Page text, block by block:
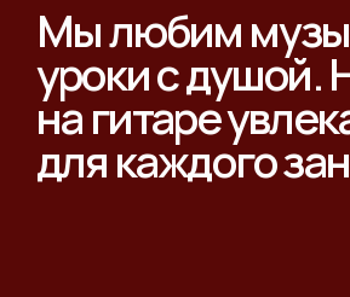
Мы любим
уроки с душой.
на гитаре
для каждого